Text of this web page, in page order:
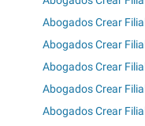
Abogados Crear
Abogados Crear
Abogados Crear
Abogados Crear
Abogados Crear